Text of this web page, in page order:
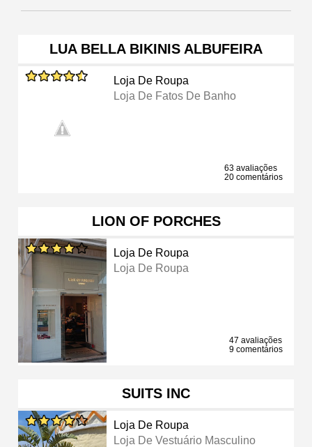
LUA BELLA BIKINIS ALBUFEIRA
Loja De Roupa
Loja De Fatos De Banho
63 avaliações
20 comentários
LION OF PORCHES
Loja De Roupa
Loja De Roupa
47 avaliações
9 comentários
SUITS INC
Loja De Roupa
Loja De Vestuário Masculino